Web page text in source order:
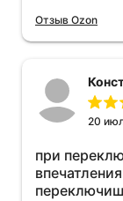
Отзыв Ozon
20
при